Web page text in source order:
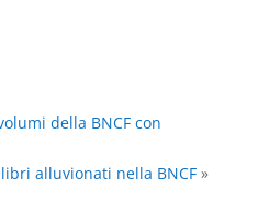
della BNCF con
alluvionati nella BNCF »